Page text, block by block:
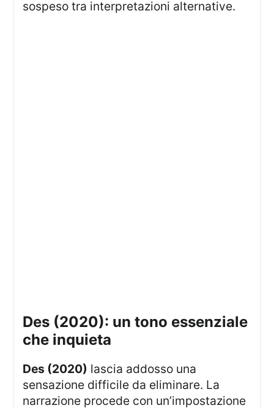
sospeso tra interpretazioni alternative.
des (2020): un tono essenziale
che inquieta
Des (2020) lascia addosso una
sensazione difficile da eliminare. La
narrazione procede con un’impostazione